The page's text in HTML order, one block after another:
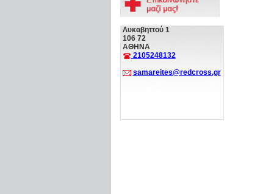
Λυκαβηττού 1
106 72
ΑΘΗΝΑ
2105248132
samareites@redcross.gr